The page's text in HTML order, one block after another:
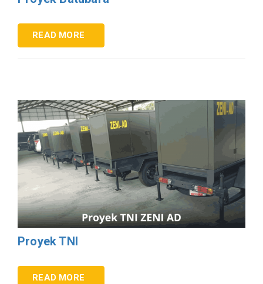
READ MORE
Proyek TNI
READ MORE